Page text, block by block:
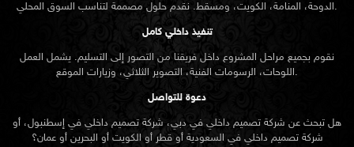
الدوحة، المنامة، الكويت، ومسقط. نقدم حلول مصممة لتناسب السوق المحلي.
تنفيذ داخلي كامل
نقوم بجميع مراحل المشروع داخل فريقنا من التصور إلى التسليم. يشمل العمل
اللوحات، الرسومات الفنية، التصوير الثلاثي، وزيارات الموقع.
دعوة للتواصل
هل تبحث عن شركة تصميم داخلي في دبي، شركة تصميم داخلي في إسطنبول، أو
شركة تصميم داخلي في السعودية أو قطر أو الكويت أو البحرين أو عمان؟